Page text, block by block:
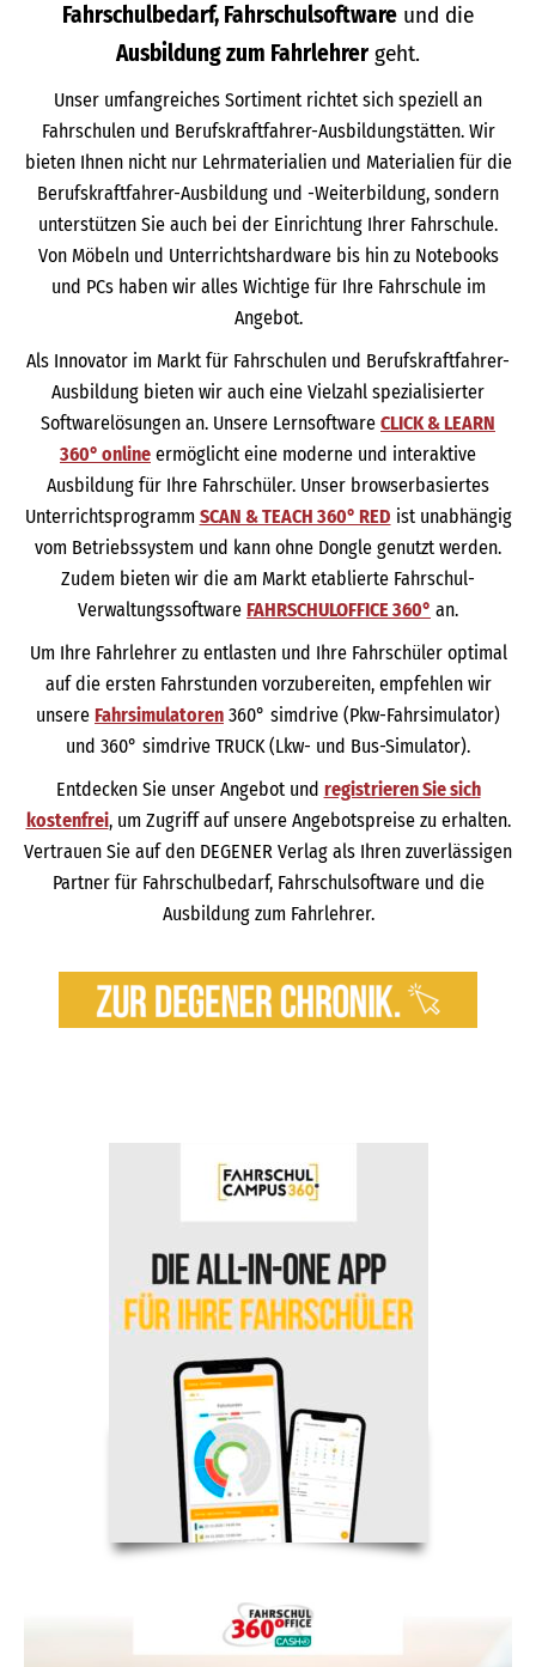
Fahrschulbedarf, Fahrschulsoftware und die
Ausbildung zum Fahrlehrer geht.
Unser umfangreiches Sortiment richtet sich speziell an
Fahrschulen und Berufskraftfahrer-Ausbildungstätten. Wir
bieten Ihnen nicht nur Lehrmaterialien und Materialien für die
Berufskraftfahrer-Ausbildung und -Weiterbildung, sondern
unterstützen Sie auch bei der Einrichtung Ihrer Fahrschule.
Von Möbeln und Unterrichtshardware bis hin zu Notebooks
und PCs haben wir alles Wichtige für Ihre Fahrschule im
Angebot.
Als Innovator im Markt für Fahrschulen und Berufskraftfahrer-
Ausbildung bieten wir auch eine Vielzahl spezialisierter
Softwarelösungen an. Unsere Lernsoftware CLICK & LEARN
360° online ermöglicht eine moderne und interaktive
Ausbildung für Ihre Fahrschüler. Unser browserbasiertes
Unterrichtsprogramm SCAN & TEACH 360° RED ist unabhängig
vom Betriebssystem und kann ohne Dongle genutzt werden.
Zudem bieten wir die am Markt etablierte Fahrschul-
Verwaltungssoftware FAHRSCHULOFFICE 360° an.
Um Ihre Fahrlehrer zu entlasten und Ihre Fahrschüler optimal
auf die ersten Fahrstunden vorzubereiten, empfehlen wir
unsere Fahrsimulatoren 360° simdrive (Pkw-Fahrsimulator)
und 360° simdrive TRUCK (Lkw- und Bus-Simulator).
Entdecken Sie unser Angebot und registrieren Sie sich
kostenfrei, um Zugriff auf unsere Angebotspreise zu erhalten.
Vertrauen Sie auf den DEGENER Verlag als Ihren zuverlässigen
Partner für Fahrschulbedarf, Fahrschulsoftware und die
Ausbildung zum Fahrlehrer.